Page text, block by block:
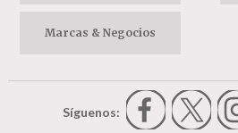
Marcas & Negocios
Síguenos: